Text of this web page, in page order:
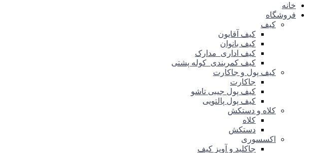
خانه
فروشگاه
کیف
کیف آقایون
کیف بانوان
کیف اداری_مدارک
کیف کمربندی_کوله پشتی
کیف پول و جاکارت
جاکارت
کیف پول جیبی تاشو
کیف پول پالتویی
کلاه و دستکش
کلاه
دستکش
اکسسوری
جاکلید و آویز کیف